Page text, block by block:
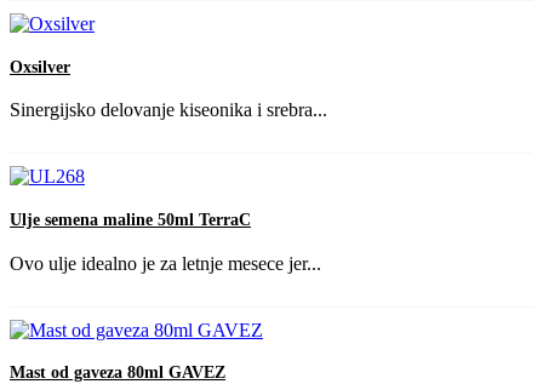
Oxsilver
Sinergijsko delovanje kiseonika i srebra...
Ulje semena maline 50ml TerraC
Ovo ulje idealno je za letnje mesece jer...
Mast od gaveza 80ml GAVEZ